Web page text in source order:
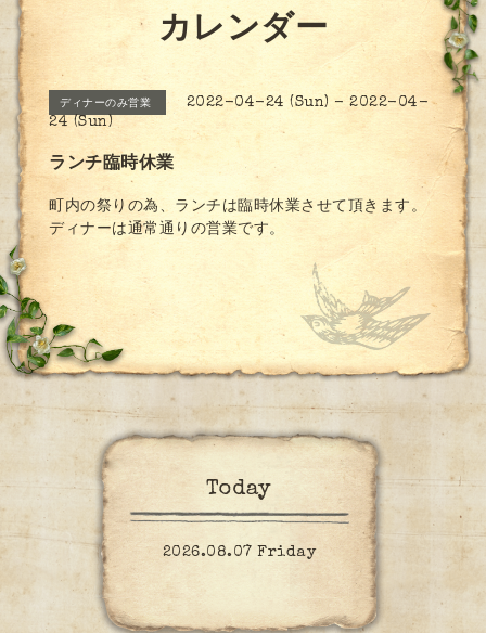
カレンダー
ディナーのみ営業
2022-04-24 (Sun) - 2022-04-
24 (Sun)
ランチ臨時休業
町内の祭りの為、ランチは臨時休業させて頂きます。
ディナーは通常通りの営業です。
Today
2026.08.07 Friday